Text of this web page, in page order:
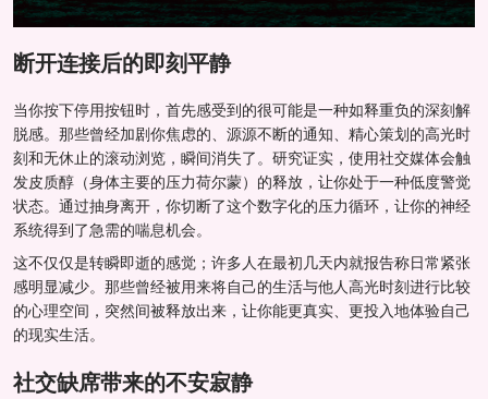
断开连接后的即刻平静
当你按下停用按钮时，首先感受到的很可能是一种如释重负的深刻解
脱感。那些曾经加剧你焦虑的、源源不断的通知、精心策划的高光时
刻和无休止的滚动浏览，瞬间消失了。研究证实，使用社交媒体会触
发皮质醇（身体主要的压力荷尔蒙）的释放，让你处于一种低度警觉
状态。通过抽身离开，你切断了这个数字化的压力循环，让你的神经
系统得到了急需的喘息机会。
这不仅仅是转瞬即逝的感觉；许多人在最初几天内就报告称日常紧张
感明显减少。那些曾经被用来将自己的生活与他人高光时刻进行比较
的心理空间，突然间被释放出来，让你能更真实、更投入地体验自己
的现实生活。
社交缺席带来的不安寂静